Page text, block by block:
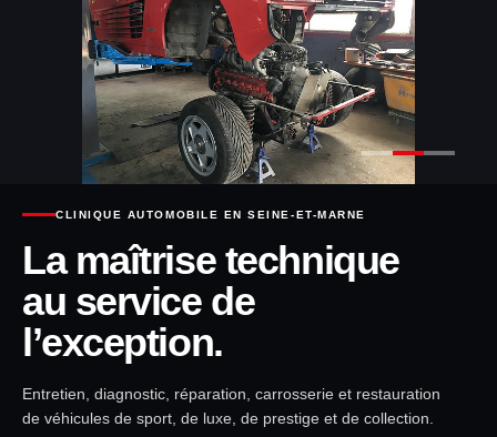
CLINIQUE AUTOMOBILE EN SEINE-ET-MARNE
La maîtrise technique
au service de
l’exception.
Entretien, diagnostic, réparation, carrosserie et restauration
de véhicules de sport, de luxe, de prestige et de collection.